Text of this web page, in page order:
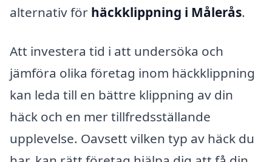
alternativ för häckklippning i Målerås.
Att investera tid i att undersöka och
jämföra olika företag inom häckklippning
kan leda till en bättre klippning av din
häck och en mer tillfredsställande
upplevelse. Oavsett vilken typ av häck du